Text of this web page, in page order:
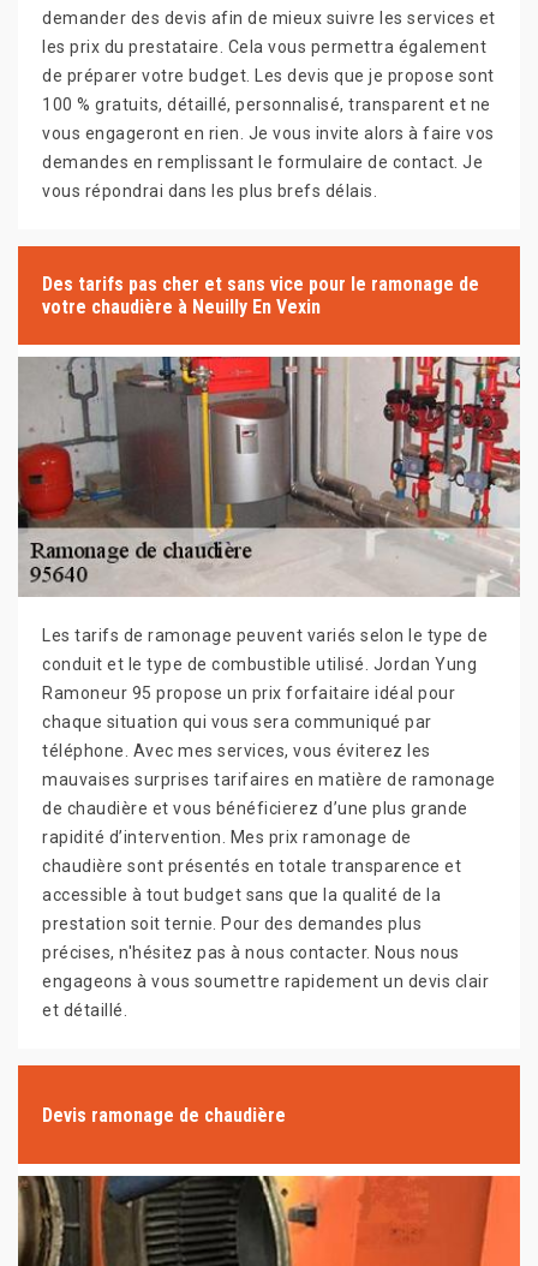
demander des devis afin de mieux suivre les services et
les prix du prestataire. Cela vous permettra également
de préparer votre budget. Les devis que je propose sont
100 % gratuits, détaillé, personnalisé, transparent et ne
vous engageront en rien. Je vous invite alors à faire vos
demandes en remplissant le formulaire de contact. Je
vous répondrai dans les plus brefs délais.
Des tarifs pas cher et sans vice pour le ramonage de
votre chaudière à Neuilly En Vexin
Les tarifs de ramonage peuvent variés selon le type de
conduit et le type de combustible utilisé. Jordan Yung
Ramoneur 95 propose un prix forfaitaire idéal pour
chaque situation qui vous sera communiqué par
téléphone. Avec mes services, vous éviterez les
mauvaises surprises tarifaires en matière de ramonage
de chaudière et vous bénéficierez d’une plus grande
rapidité d’intervention. Mes prix ramonage de
chaudière sont présentés en totale transparence et
accessible à tout budget sans que la qualité de la
prestation soit ternie. Pour des demandes plus
précises, n'hésitez pas à nous contacter. Nous nous
engageons à vous soumettre rapidement un devis clair
et détaillé.
Devis ramonage de chaudière